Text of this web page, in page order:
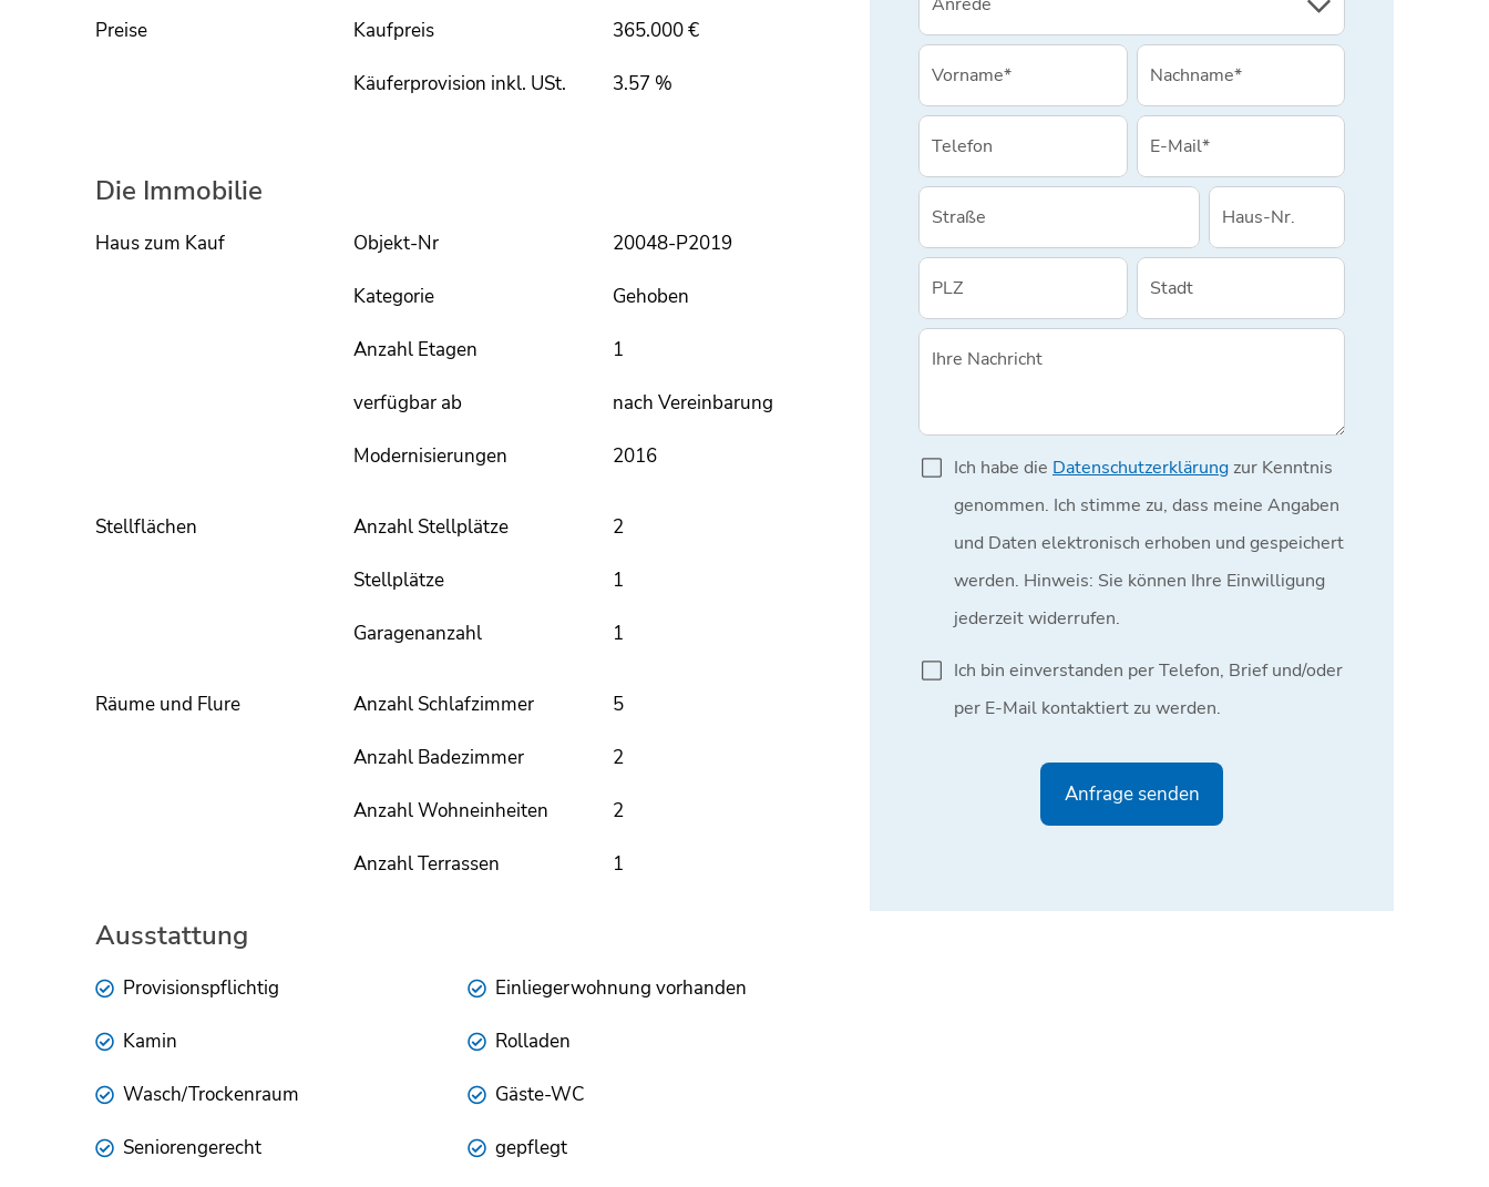
Preise Kaufpreis 365.000 €
Käuferprovision inkl. USt. 3.57 %
Die Immobilie
Haus zum Kauf Objekt-Nr 20048-P2019
Kategorie Gehoben
Anzahl Etagen 1
verfügbar ab nach Vereinbarung
Modernisierungen 2016
Stellflächen Anzahl Stellplätze 2
Stellplätze 1
Garagenanzahl 1
Räume und Flure Anzahl Schlafzimmer 5
Anzahl Badezimmer 2
Anzahl Wohneinheiten 2
Anzahl Terrassen 1
Ausstattung
Provisionspflichtig Einliegerwohnung vorhanden
Kamin Rolladen
Wasch/Trockenraum Gäste-WC
Seniorengerecht gepflegt